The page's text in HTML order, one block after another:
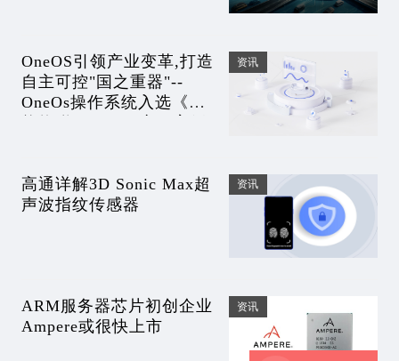
OneOS引领产业变革,打造
自主可控"国之重器"--
OneOs操作系统入选《智
资讯
高通详解3D Sonic Max超
声波指纹传感器
资讯
ARM服务器芯片初创企业
Ampere或很快上市
资讯